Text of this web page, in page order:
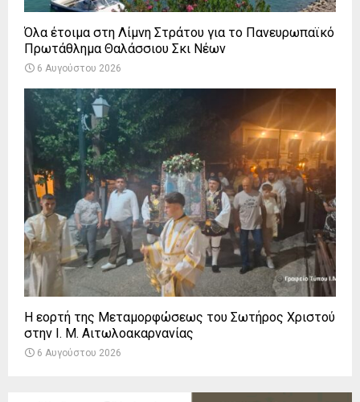
Όλα έτοιμα στη Λίμνη Στράτου για το Πανευρωπαϊκό
Πρωτάθλημα Θαλάσσιου Σκι Νέων
6 Αυγούστου 2026
Η εορτή της Μεταμορφώσεως του Σωτήρος Χριστού
στην Ι. Μ. Αιτωλοακαρνανίας
6 Αυγούστου 2026